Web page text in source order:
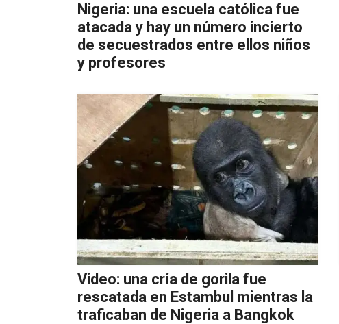
Nigeria: una escuela católica fue
atacada y hay un número incierto
de secuestrados entre ellos niños
y profesores
Video: una cría de gorila fue
rescatada en Estambul mientras la
traficaban de Nigeria a Bangkok